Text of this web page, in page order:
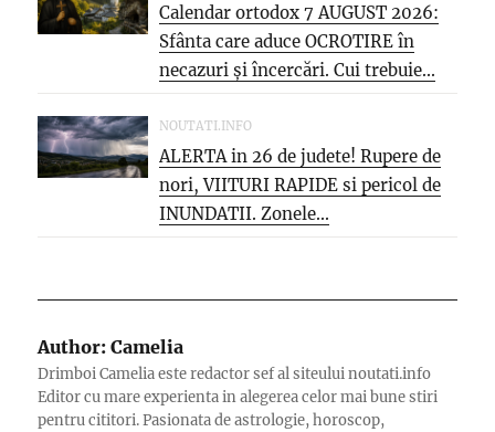
Calendar ortodox 7 AUGUST 2026:
Sfânta care aduce OCROTIRE în
necazuri și încercări. Cui trebuie...
NOUTATI.INFO
ALERTA in 26 de judete! Rupere de
nori, VIITURI RAPIDE si pericol de
INUNDATII. Zonele...
Author: Camelia
Drimboi Camelia este redactor sef al siteului noutati.info
Editor cu mare experienta in alegerea celor mai bune stiri
pentru cititori. Pasionata de astrologie, horoscop,